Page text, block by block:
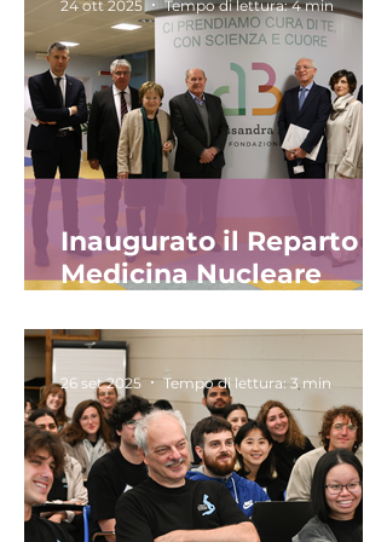
dell’Università degli
Studi di Brescia
Inaugurato il Reparto di
Medicina Nucleare
24 ott 2025 Tempo di lettura: 4 min
26 set 2025 Tempo di lettura: 3 min